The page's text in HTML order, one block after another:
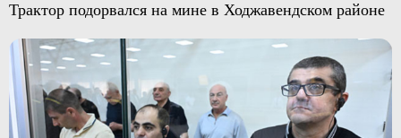
Трактор подорвался на мине в Ходжавендском районе